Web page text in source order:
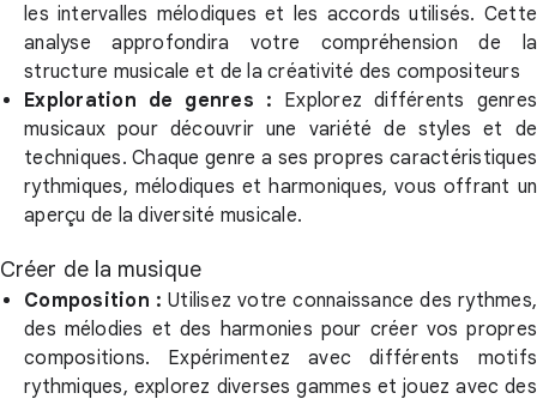
les intervalles mélodiques et les accords utilisés. Cette
analyse approfondira votre compréhension de la
structure musicale et de la créativité des compositeurs
Exploration de genres : Explorez différents genres
musicaux pour découvrir une variété de styles et de
techniques. Chaque genre a ses propres caractéristiques
rythmiques, mélodiques et harmoniques, vous offrant un
aperçu de la diversité musicale.
Créer de la musique
Composition : Utilisez votre connaissance des rythmes,
des mélodies et des harmonies pour créer vos propres
compositions. Expérimentez avec différents motifs
rythmiques, explorez diverses gammes et jouez avec des